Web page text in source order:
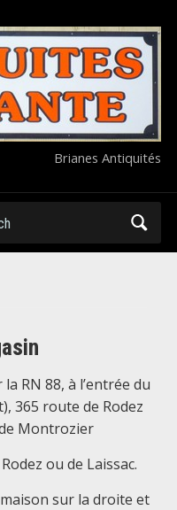
Brianes Antiquités
RN 88, à l’entrée du
365 route de Rodez
Montrozier
ou de Laissac.
sur la droite et